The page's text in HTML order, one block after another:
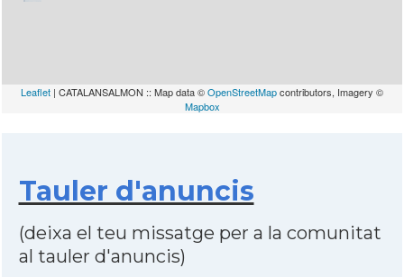
Leaflet | CATALANSALMON :: Map data ©OpenStreetMapcontributors, Imagery ©
Mapbox
Tauler d'anuncis
(deixa el teu missatge per a la comunitat
al tauler d'anuncis)